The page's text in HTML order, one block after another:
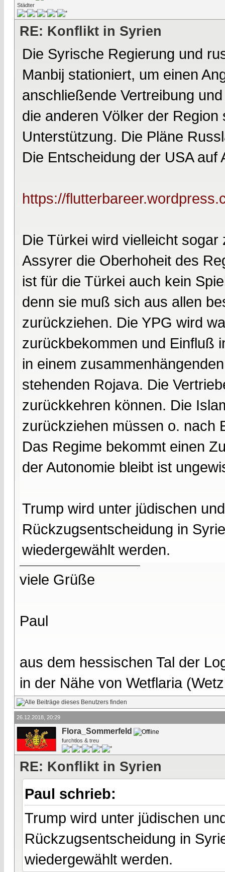
Städter
RE: Konflikt in Syrien
Die Syrische Regierung und
Manbij stationiert, um einen
anschließende Vertreibung
die anderen Völker der
Unterstützung. Die Pläne
Die Entscheidung der USA
https://
Die Türkei wird vielleicht
Assyrer die Oberhoheit des
ist für die Türkei auch kein
denn sie muß sich aus allen
zurückziehen. Die YPG wird
zurückbekommen und Einfluß
in einem
stehenden Rojava. Die
zurückkehren können. Die
zurückziehen müssen o. nach
Das Regime bekommt einen
der Autonomie bleibt ist
Trump wird unter jüdischen
Rückzugsentscheidung in
wiedergewählt werden.
viele Grüße
Paul
aus dem hessischen Tal der
in der Nähe von Wetflaria
26.12.2018, 20:29
Flora_Sommerfeld
furchtlos & treu
RE: Konflikt in Syrien
Paul schrieb:
Trump wird unter jüdischen
Rückzugsentscheidung in
wiedergewählt werden.